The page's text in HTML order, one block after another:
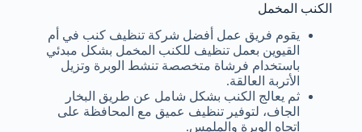
الكنب المخمل
يقوم فريق عمل أفضل شركة تنظيف كنب في أم
القيوين بعمل تنظيف للكنب المخمل بشكل مبدئي
باستخدام فرشاة متخصصة تنشط الوبرة وتزيل
الأتربة العالقة.
ثم يعالج الكنب بشكل شامل عن طريق البخار
الجاف، لتوفير تنظيف عميق مع المحافظة على
اتجاه الوبرة والملمس.